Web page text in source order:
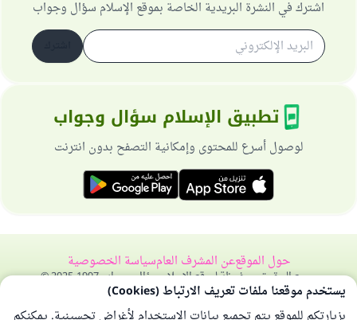
اشترك في النشرة البريدية الخاصة بموقع الإسلام سؤال وجواب
تطبيق الإسلام سؤال وجواب
لوصول أسرع للمحتوى وإمكانية التصفح بدون انترنت
حول الموقععن المشرف العامسياسة الخصوصية
جميع الحقوق محفوظة لموقع الإسلام سؤال وجواب 1997-2025 ©
يستخدم موقعنا ملفات تعريف الارتباط (Cookies)